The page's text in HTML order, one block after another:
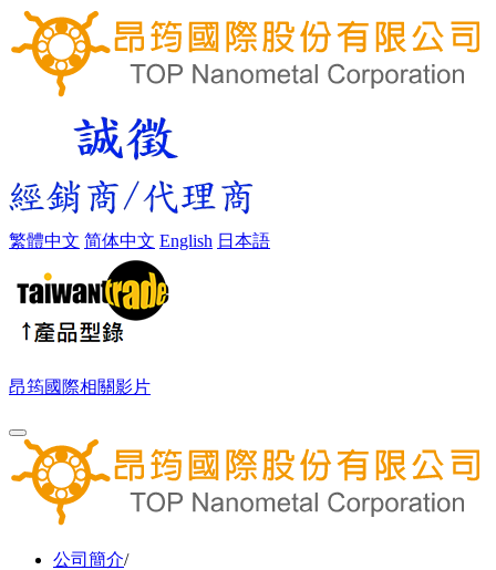
繁體中文 简体中文 English 日本語
昂筠國際相關影片
公司簡介/